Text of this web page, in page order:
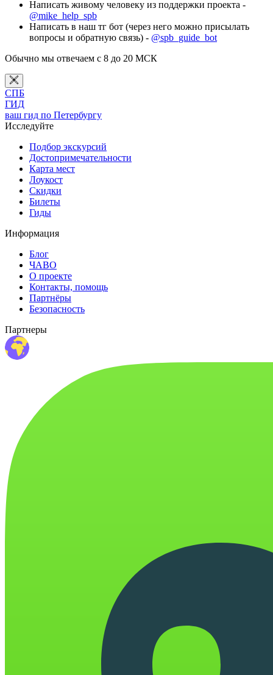
Написать живому человеку из поддержки проекта -
@mike_help_spb
Написать в наш тг бот (через него можно присылать
вопросы и обратную связь) - @spb_guide_bot
Обычно мы отвечаем с 8 до 20 МСК
СПБ
ГИД
ваш гид по Петербургу
Исследуйте
Подбор экскурсий
Достопримечательности
Карта мест
Лоукост
Скидки
Билеты
Гиды
Информация
Блог
ЧАВО
О проекте
Контакты, помощь
Партнёры
Безопасность
Партнеры